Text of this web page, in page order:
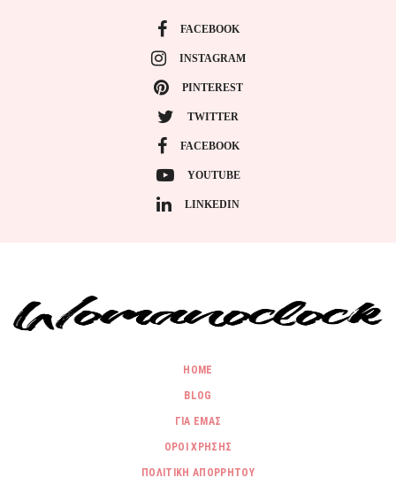
FACEBOOK
INSTAGRAM
PINTEREST
TWITTER
FACEBOOK
YOUTUBE
LINKEDIN
HOME
BLOG
ΓΙΑ ΕΜΑΣ
ΟΡΟΙ ΧΡΗΣΗΣ
ΠΟΛΙΤΙΚΗ ΑΠΟΡΡΗΤΟΥ